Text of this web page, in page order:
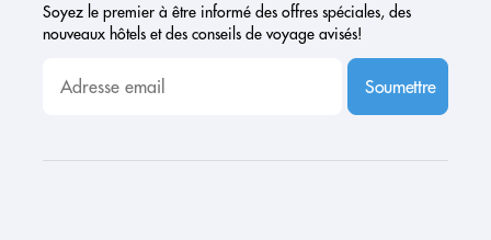
Soyez le premier à être informé des offres spéciales, des
nouveaux hôtels et des conseils de voyage avisés!
Soumettre